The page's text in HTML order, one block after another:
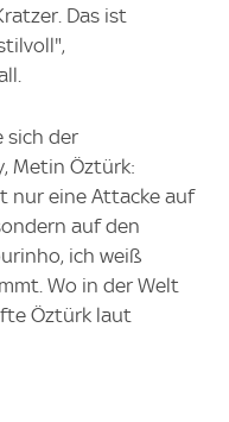
Das ist
sich der
Metin Öztürk:
nur eine Attacke auf
auf den
ich weiß
Wo in der Welt
Öztürk laut